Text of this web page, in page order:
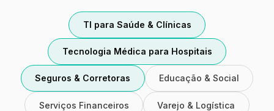
TI para Saúde & Clínicas
Tecnologia Médica para Hospitais
Seguros & Corretoras Educação & Social
Serviços Financeiros Varejo & Logística